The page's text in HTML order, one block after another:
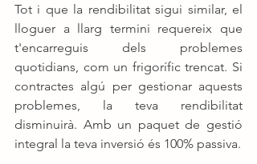
Tot i que la rendibilitat sigui similar, el
lloguer a llarg termini requereix que
t'encarreguis dels problemes
quotidians, com un frigorífic trencat. Si
contractes algú per gestionar aquests
problemes, la teva rendibilitat
disminuirà. Amb un paquet de gestió
integral la teva inversió és 100% passiva.